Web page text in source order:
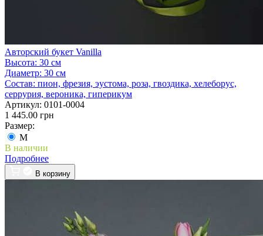
Авторский букет Vanilla
Высота: 30 см
Диаметр: 30 см
Состав: пион, фрезия, эустома, роза, гвоздика, хелеборус,
серрурия, вероника, гиперикум
Артикул: 0101-0004
1 445.00 грн
Размер:
M
В наличии
Подробнее
В корзину